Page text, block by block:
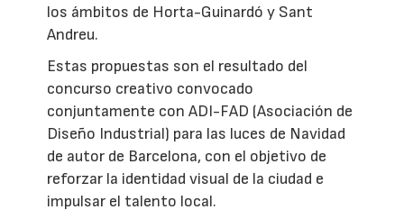
los ámbitos de Horta-Guinardó y Sant
Andreu.
Estas propuestas son el resultado del
concurso creativo convocado
conjuntamente con ADI-FAD (Asociación de
Diseño Industrial) para las luces de Navidad
de autor de Barcelona, con el objetivo de
reforzar la identidad visual de la ciudad e
impulsar el talento local.